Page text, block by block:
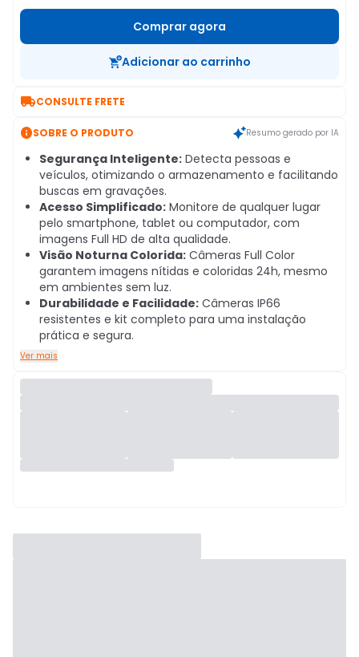
Comprar agora
Adicionar ao carrinho
CONSULTE FRETE
SOBRE O PRODUTO Resumo gerado por IA
Segurança Inteligente: Detecta pessoas e
veículos, otimizando o armazenamento e facilitando
buscas em gravações.
Acesso Simplificado: Monitore de qualquer lugar
pelo smartphone, tablet ou computador, com
imagens Full HD de alta qualidade.
Visão Noturna Colorida: Câmeras Full Color
garantem imagens nítidas e coloridas 24h, mesmo
em ambientes sem luz.
Durabilidade e Facilidade: Câmeras IP66
resistentes e kit completo para uma instalação
prática e segura.
Ver mais